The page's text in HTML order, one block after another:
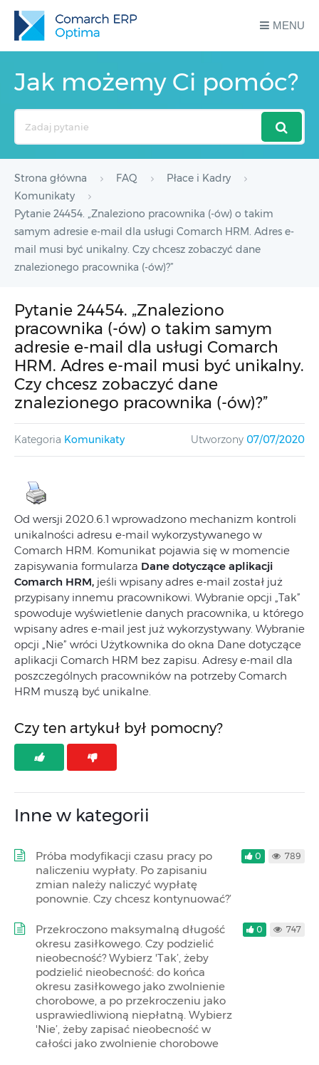
MENU
Jak możemy Ci pomóc?
Strona główna FAQ
Płace i Kadry
Komunikaty
Pytanie 24454. „Znaleziono pracownika (-ów) o takim
samym adresie e-mail dla usługi Comarch HRM. Adres e-
mail musi być unikalny. Czy chcesz zobaczyć dane
znalezionego pracownika (-ów)?”
Pytanie 24454. „Znaleziono
pracownika (-ów) o takim samym
adresie e-mail dla usługi Comarch
HRM. Adres e-mail musi być unikalny.
Czy chcesz zobaczyć dane
znalezionego pracownika (-ów)?”
Kategoria Komunikaty Utworzony 07/07/2020
Od wersji 2020.6.1 wprowadzono mechanizm kontroli
unikalności adresu e-mail wykorzystywanego w
Comarch HRM. Komunikat pojawia się w momencie
zapisywania formularza Dane dotyczące aplikacji
Comarch HRM, jeśli wpisany adres e-mail został już
przypisany innemu pracownikowi. Wybranie opcji „Tak”
spowoduje wyświetlenie danych pracownika, u którego
wpisany adres e-mail jest już wykorzystywany. Wybranie
opcji „Nie” wróci Użytkownika do okna Dane dotyczące
aplikacji Comarch HRM bez zapisu. Adresy e-mail dla
poszczególnych pracowników na potrzeby Comarch
HRM muszą być unikalne.
Czy ten artykuł był pomocny?
Inne w kategorii
Próba modyfikacji czasu pracy po
naliczeniu wypłaty. Po zapisaniu
zmian należy naliczyć wypłatę
ponownie. Czy chcesz kontynuować?’
0 789
Przekroczono maksymalną długość
okresu zasiłkowego. Czy podzielić
nieobecność? Wybierz 'Tak’, żeby
podzielić nieobecność: do końca
okresu zasiłkowego jako zwolnienie
chorobowe, a po przekroczeniu jako
usprawiedliwioną niepłatną. Wybierz
'Nie’, żeby zapisać nieobecność w
całości jako zwolnienie chorobowe
0 747